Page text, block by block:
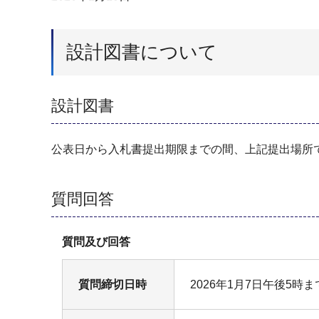
設計図書について
設計図書
公表日から入札書提出期限までの間、上記提出場所
質問回答
質問及び回答
質問締切日時 2026年1月7日午後5時ま